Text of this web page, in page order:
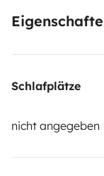
content/uploads/
Der Mieter muss
Versicherung
Schlafplätze
nicht angegeben